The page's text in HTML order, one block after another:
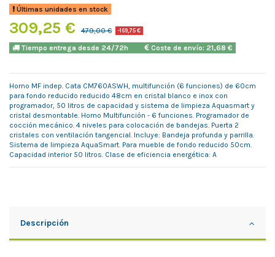
Últimas unidades en stock
309,25 € 479,00 € -169,75 €
Tiempo entrega desde 24/72h Coste de envío: 21,68 €
Horno MF indep. Cata CM760ASWH, multifunción (6 funciones) de 60cm
para fondo reducido reducido 48cm en cristal blanco e inox con
programador, 50 litros de capacidad y sistema de limpieza Aquasmart y
cristal desmontable. Horno Multifunción - 6 funciones. Programador de
cocción mecánico. 4 niveles para colocación de bandejas. Puerta 2
cristales con ventilación tangencial. Incluye: Bandeja profunda y parrilla.
Sistema de limpieza AquaSmart. Para mueble de fondo reducido 50cm.
Capacidad interior 50 litros. Clase de eficiencia energética: A
Descripción